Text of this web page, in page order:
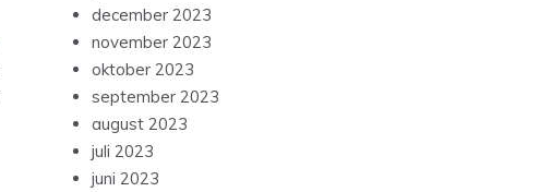
december 2023
november 2023
oktober 2023
september 2023
august 2023
juli 2023
juni 2023